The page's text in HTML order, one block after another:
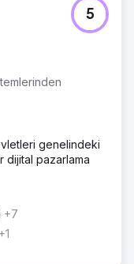
5
genelindeki
dijital pazarlama
+7
+1